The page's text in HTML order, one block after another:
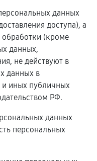
данных
доступа), а
обработки (кроме
данных,
не действуют в
данных в
и иных публичных
РФ.
данных
персональных